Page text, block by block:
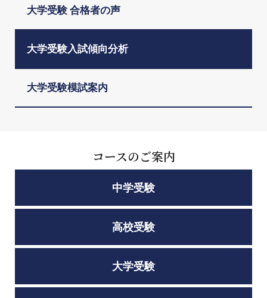
大学受験 合格者の声
大学受験入試傾向分析
大学受験模試案内
コースのご案内
中学受験
高校受験
大学受験